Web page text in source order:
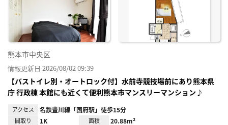
熊本市中央区
情報更新日 2026/08/02 09:39
【バストイレ別・オートロック付】水前寺競技場前にあり熊本県
庁 行政棟 本館にも近くて便利熊本市マンスリーマンション♪
アクセス 名鉄豊川線「国府駅」徒歩15分
間取り 1K 面積 20.88m²